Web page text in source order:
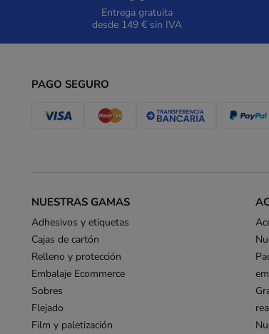
Entrega gratuita
desde 149 € sin IVA
PAGO SEGURO
NUESTRAS GAMAS
Adhesivos y etiquetas
Cajas de cartón
Relleno y protección
Embalaje Ecommerce
Sobres
Flejado
Film y paletización